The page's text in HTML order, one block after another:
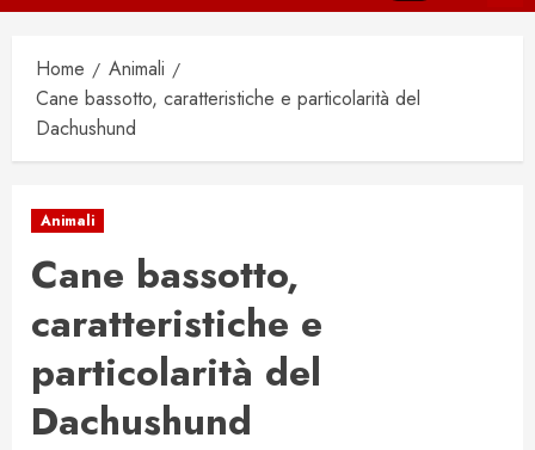
Home
Animali
Cane bassotto, caratteristiche e particolarità del
Dachushund
Animali
Cane bassotto,
caratteristiche e
particolarità del
Dachushund